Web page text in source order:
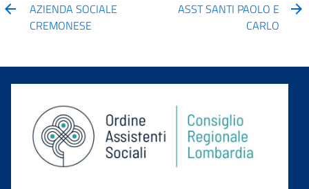
AZIENDA SOCIALE
CREMONESE
ASST SANTI PAOLO E
CARLO